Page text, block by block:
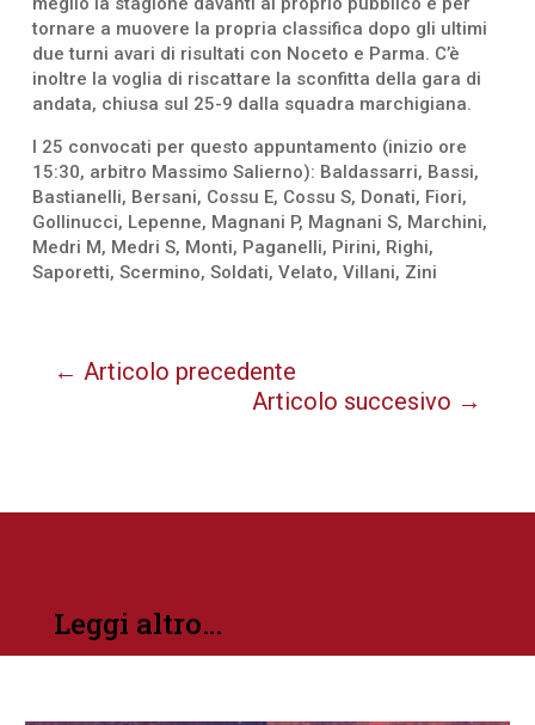
tornare a muovere la propria classifica dopo gli ultimi
due turni avari di risultati con Noceto e Parma. C’è
inoltre la voglia di riscattare la sconfitta della gara di
andata, chiusa sul 25-9 dalla squadra marchigiana.
I 25 convocati per questo appuntamento (inizio ore
15:30, arbitro Massimo Salierno): Baldassarri, Bassi,
Bastianelli, Bersani, Cossu E, Cossu S, Donati, Fiori,
Gollinucci, Lepenne, Magnani P, Magnani S, Marchini,
Medri M, Medri S, Monti, Paganelli, Pirini, Righi,
Saporetti, Scermino, Soldati, Velato, Villani, Zini
← Articolo precedente
Articolo succesivo →
Leggi altro…